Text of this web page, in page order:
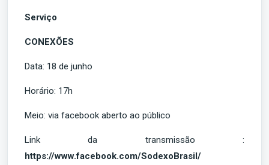
Serviço
CONEXÕES
Data: 18 de junho
Horário: 17h
Meio: via facebook aberto ao público
Link da transmissão :
https://www.facebook.com/SodexoBrasil/